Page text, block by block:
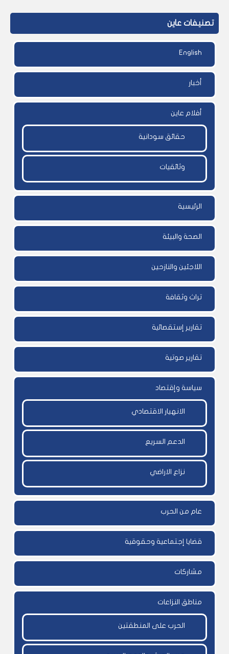
تصنيفات عاين
English
أخبار
أفلام عاين
حقائق سودانية
وثائقيات
الرئيسية
الصحة والبيئة
اللاجئين والنازحين
تراث وثقافة
تقارير إستقصائية
تقارير صوتية
سياسة وإقتصاد
الانهيار الاقتصادي
الدعم السريع
نزاع الاراضي
عام من الحرب
قضايا إجتماعية وحقوقية
مشاركات
مناطق النزاعات
الحرب على المنطقتين